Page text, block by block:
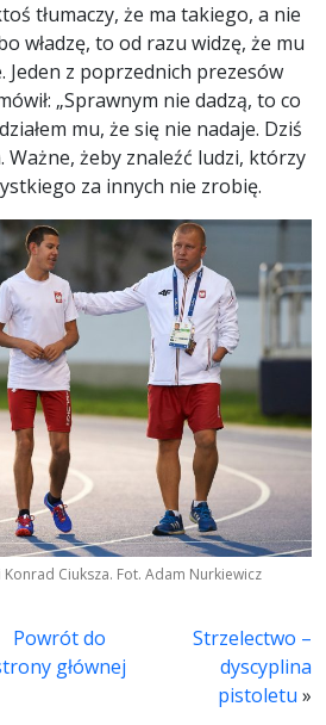
tłumaczy, że ma takiego, a nie
władzę, to od razu widzę, że mu
Jeden z poprzednich prezesów
„Sprawnym nie dadzą, to co
mu, że się nie nadaje. Dziś
Ważne, żeby znaleźć ludzi, którzy
za innych nie zrobię.
Ciuksza. Fot. Adam Nurkiewicz
Powrót do
głównej
Strzelectwo –
dyscyplina
pistoletu »